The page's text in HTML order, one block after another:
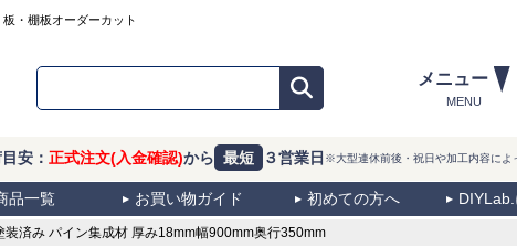
・棚板オーダーカット
メニュー
MENU
安： 正式注文(入金確認)から 最短 ３営業日 ※大型連休前後・祝日や加工内容によ
品一覧 お買い物ガイド 初めての方へ
済み パイン集成材 厚み18mm幅900mm奥行350mm